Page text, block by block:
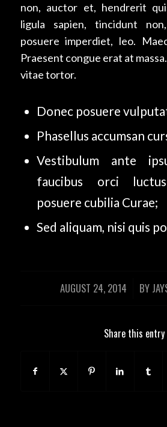
non, auctor et, hendrerit
ligula sapien, tincidunt
posuere imperdiet, leo.
Praesent congue erat at
vitae tortor.
Donec posuere
Phasellus accumsan
Vestibulum ante
faucibus orci
posuere cubilia Curae;
Sed aliquam, nisi quis
AUGUST 24, 2014
/ BY
Share this entry